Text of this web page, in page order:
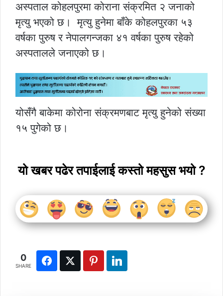
अस्पताल कोहलपुरमा कोराना संक्रमित २ जनाको
मृत्यु भएको छ। मृत्यु हुनेमा बाँके कोहलपुरका ५३
वर्षका पुरुष र नेपालगन्जका ४१ वर्षका पुरुष रहेको
अस्पतालले जनाएको छ।
योसँगै बाकेमा कोरोना संक्रमणबाट मृत्यु हुनेको संख्या
१५ पुगेको छ।
यो खबर पढेर तपाईलाई कस्तो महसुस भयो ?
0
SHARE